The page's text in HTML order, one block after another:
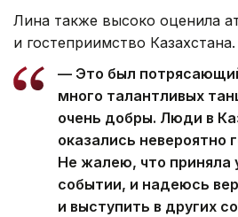
Лина также высоко оценила
и гостеприимство Казахстана.
— Это был
много талантливых
очень добры. Люди в
оказались невероятно
Не жалею, что приняла
событии, и надеюсь
и выступить в других